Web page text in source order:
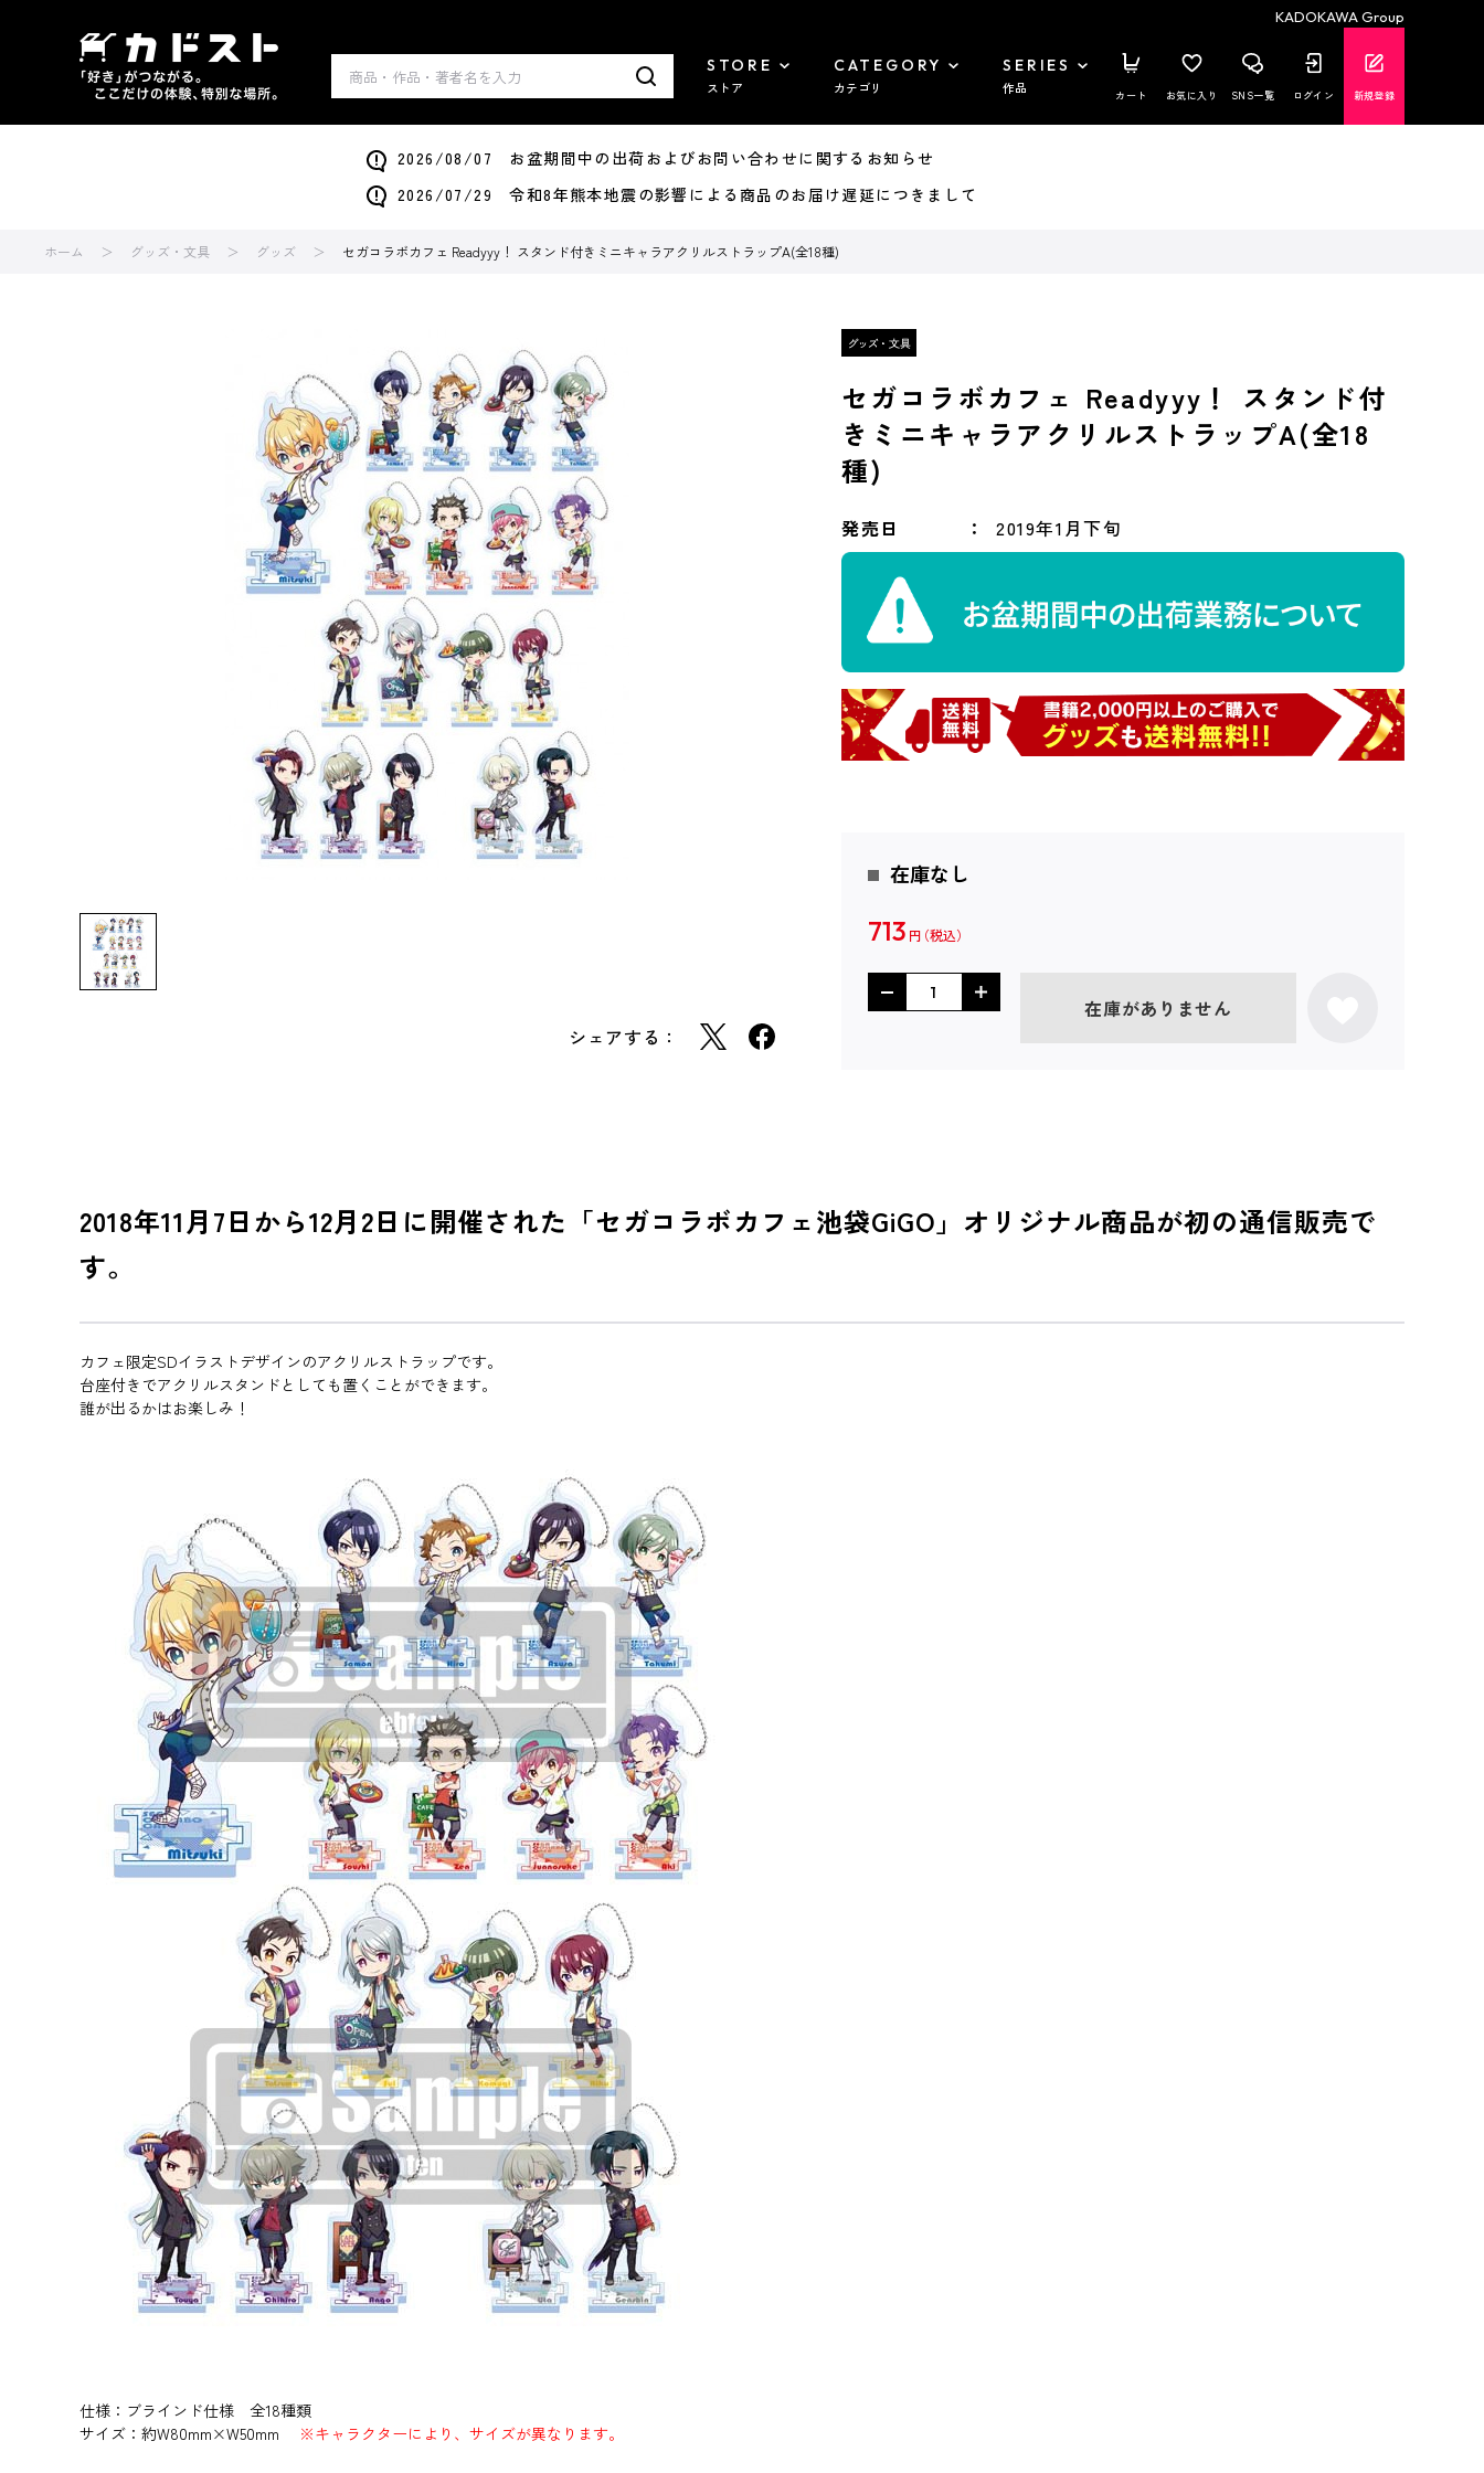
KADOKAWA Group
STORE
ストア
CATEGORY
カテゴリ
SERIES
作品 カート お気に入り SNS一覧 ログイン 新規登録
2026/08/07 お盆期間中の出荷およびお問い合わせに関するお知らせ
2026/07/29 令和8年熊本地震の影響による商品のお届け遅延につきまして
ホーム グッズ・文具 グッズ セガコラボカフェ Readyyy！ スタンド付きミニキャラアクリルストラップA(全18種)
シェアする：
セガコラボカフェ Readyyy！ スタンド付
きミニキャラアクリルストラップA(全18
種)
発売日 2019年1月下旬
在庫なし
713 円
在庫がありません
2018年11月7日から12月2日に開催された「セガコラボカフェ池袋GiGO」オリジナル商品が初の通信販売で
す。
カフェ限定SDイラストデザインのアクリルストラップです。
台座付きでアクリルスタンドとしても置くことができます。
誰が出るかはお楽しみ！
仕様：ブラインド仕様 全18種類
サイズ：約W80mm×W50mm ※キャラクターにより、サイズが異なります。